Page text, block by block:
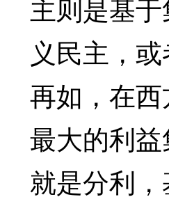
主则是基
义民主，
再如，在
最大的利
就是分利